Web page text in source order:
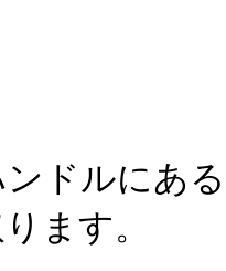
ドルにあ
ます。